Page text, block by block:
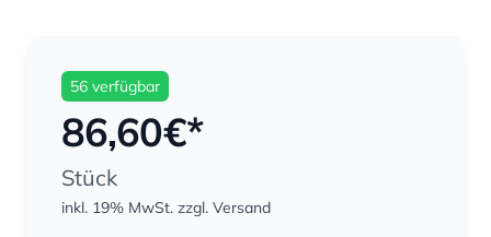
56 verfügbar
86,60€*
Stück
inkl. 19% MwSt. zzgl. Versand